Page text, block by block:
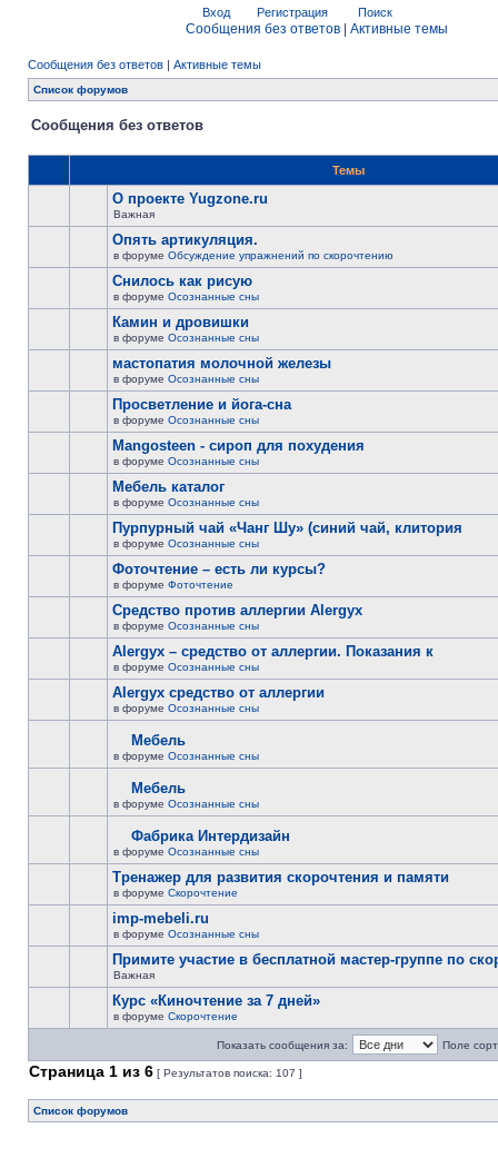
Вход Регистрация Поиск
Сообщения без ответов Активные темы
Сообщения без ответов | Активные темы
Список форумов
Сообщения без ответов
Темы
О проекте Yugzone.ru
Важная
Опять артикуляция.
в форуме Обсуждение упражнений по скорочтению
Снилось как рисую
в форуме Осознанные сны
Камин и дровишки
в форуме Осознанные сны
мастопатия молочной железы
в форуме Осознанные сны
Просветление и йога-сна
в форуме Осознанные сны
Mangosteen - сироп для похудения
в форуме Осознанные сны
Мебель каталог
в форуме Осознанные сны
Пурпурный чай «Чанг Шу» (синий чай, клитория
в форуме Осознанные сны
Фоточтение – есть ли курсы?
в форуме Фоточтение
Cредство против аллергии Alergyx
в форуме Осознанные сны
Alergyx – средство от аллергии. Показания к
в форуме Осознанные сны
Alergyx средство от аллергии
в форуме Осознанные сны
Мебель
в форуме Осознанные сны
Мебель
в форуме Осознанные сны
Фабрика Интердизайн
в форуме Осознанные сны
Тренажер для развития скорочтения и памяти
в форуме Скорочтение
imp-mebeli.ru
в форуме Осознанные сны
Примите участие в бесплатной мастер-группе по
Важная
Курс «Киночтение за 7 дней»
в форуме Скорочтение
Показать сообщения за: Поле
Страница 1 из 6 [ Результатов поиска: 107 ]
Список форумов